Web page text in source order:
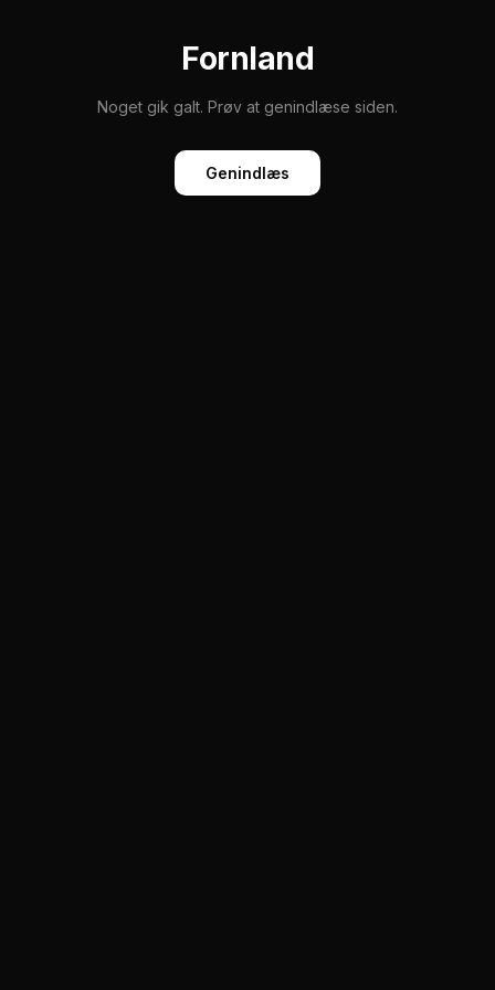
Fornland
Noget gik galt. Prøv at genindlæse siden.
Genindlæs